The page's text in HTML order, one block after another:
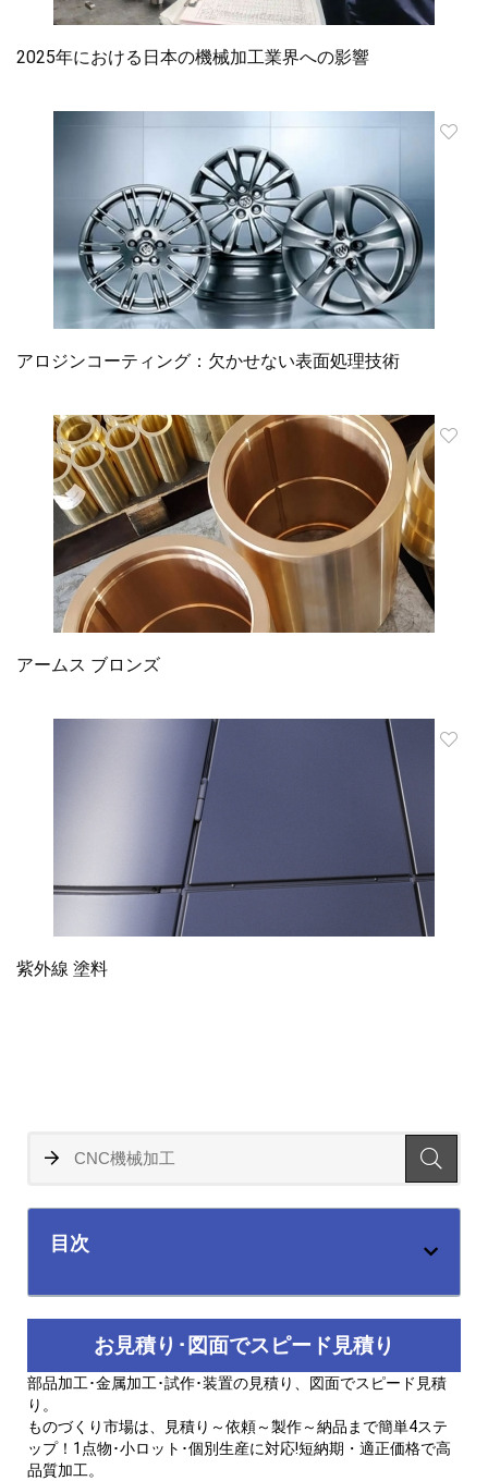
2025年における日本の機械加工業界への影響
アロジンコーティング：欠かせない表面処理技術
アームス ブロンズ
紫外線 塗料
目次
お見積り･図面でスピード見積り
部品加工･金属加工･試作･装置の見積り、図面でスピード見積
り。
ものづくり市場は、見積り～依頼～製作～納品まで簡単4ステ
ップ！1点物･小ロット･個別生産に対応!短納期・適正価格で高
品質加工。